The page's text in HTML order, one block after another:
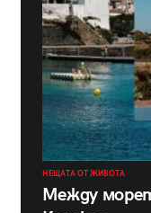
НЕЩАТА ОТ ЖИВОТА
Между